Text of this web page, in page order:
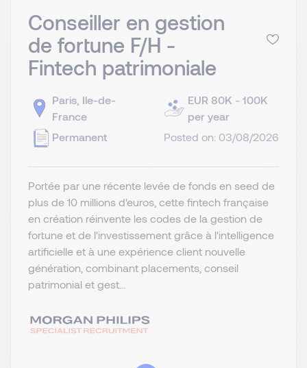
Conseiller en gestion
de fortune F/H -
Fintech patrimoniale
Paris, Ile-de-
France
Permanent
EUR 80K - 100K
per year
Posted on: 03/08/2026
Portée par une récente levée de fonds en seed de
plus de 10 millions d'euros, cette fintech française
en création réinvente les codes de la gestion de
fortune et de l'investissement grâce à l'intelligence
artificielle et à une expérience client nouvelle
génération, combinant placements, conseil
patrimonial et gest...